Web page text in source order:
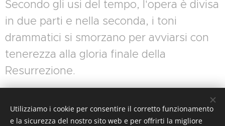
Secondo gli usi del tempo, l'opera è divisa
in due parti e nella seconda, i toni
drammatici si smorzano per avviarsi con
tenerezza alla gloria finale della
Resurrezione.
Utilizziamo i cookie per consentire il corretto funzionamento
e la sicurezza del nostro sito web e per offrirti la migliore